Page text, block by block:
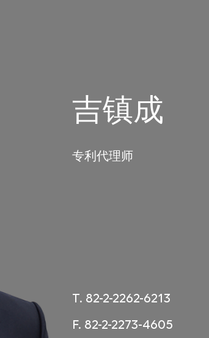
吉镇成
专利代理师
T. 82-2-2262-6213
F. 82-2-2273-4605